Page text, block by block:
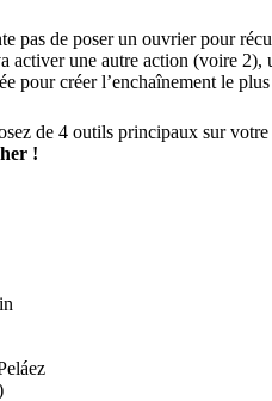
pas de poser un ouvrier pour
activer une autre action (voire
pour créer l’enchaînement le
de 4 outils principaux sur votre
!